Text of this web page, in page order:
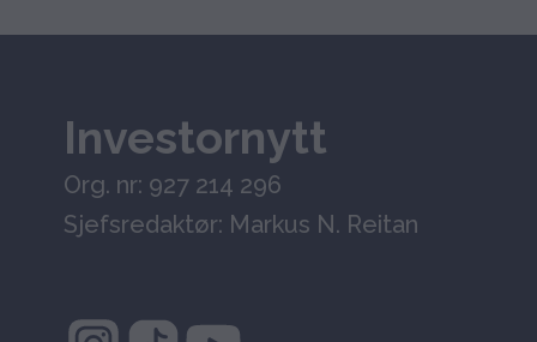
Investornytt
Org. nr: 927 214 296
Sjefsredaktør: Markus N. Reitan